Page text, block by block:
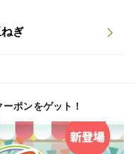
ぎ
ポンをゲット！